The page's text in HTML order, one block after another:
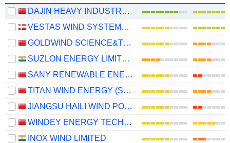
DAJIN HEAVY INDUSTRY CO.,LTD.
VESTAS WIND SYSTEMS A/S
GOLDWIND SCIENCE&TECHNOLOGY CO., LTD.
SUZLON ENERGY LIMITED
SANY RENEWABLE ENERGY CO.,LTD.
TITAN WIND ENERGY (SUZHOU) CO.,LTD
JIANGSU HAILI WIND POWER EQUIPMENT TECHNOLOGY CO., LTD.
WINDEY ENERGY TECHNOLOGY GROUP CO., LTD.
INOX WIND LIMITED